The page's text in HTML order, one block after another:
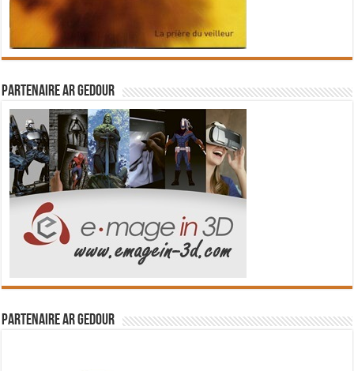
Partenaire Ar Gedour
Partenaire Ar Gedour